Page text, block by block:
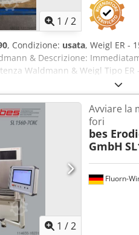
1 /2
, Condizione: usata, Weigl ER -
& Descrizione:
Waldmann & Weigl Tipo
di installazione 400 mm
1 - 12 mm Foratrice
della bussola del mandrino 80
1 /2
Fluorn-
Avviare la
fori
bes
GmbH